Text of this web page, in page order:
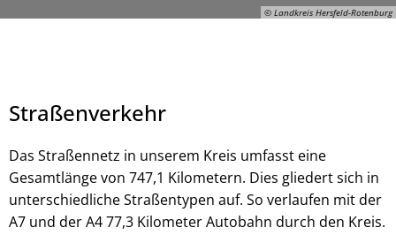
© Landkreis Hersfeld-Rotenburg
© Landkreis Hersfeld-Rotenburg
Straßenverkehr
Das Straßennetz in unserem Kreis umfasst eine
Gesamtlänge von 747,1 Kilometern. Dies gliedert sich in
unterschiedliche Straßentypen auf. So verlaufen mit der
A7 und der A4 77,3 Kilometer Autobahn durch den Kreis.